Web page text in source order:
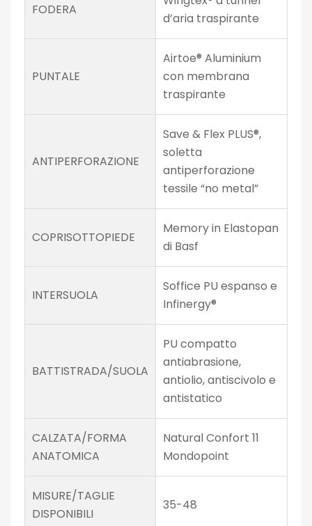
FODERA
d’aria traspirante
PUNTALE
Airtoe® Aluminium
con membrana
traspirante
ANTIPERFORAZIONE
Save & Flex PLUS®,
soletta
antiperforazione
tessile “no metal”
COPRISOTTOPIEDE
Memory in Elastopan
di Basf
INTERSUOLA
Soffice PU espanso e
Infinergy®
BATTISTRADA/SUOLA
PU compatto
antiabrasione,
antiolio, antiscivolo e
antistatico
CALZATA/FORMA
ANATOMICA
Natural Confort 11
Mondopoint
MISURE/TAGLIE
DISPONIBILI
35-48